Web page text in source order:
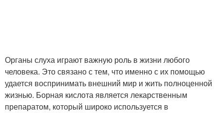
Органы слуха играют важную роль в жизни любого
человека. Это связано с тем, что именно с их помощью
удается воспринимать внешний мир и жить полноценной
жизнью. Борная кислота является лекарственным
препаратом, который широко используется в